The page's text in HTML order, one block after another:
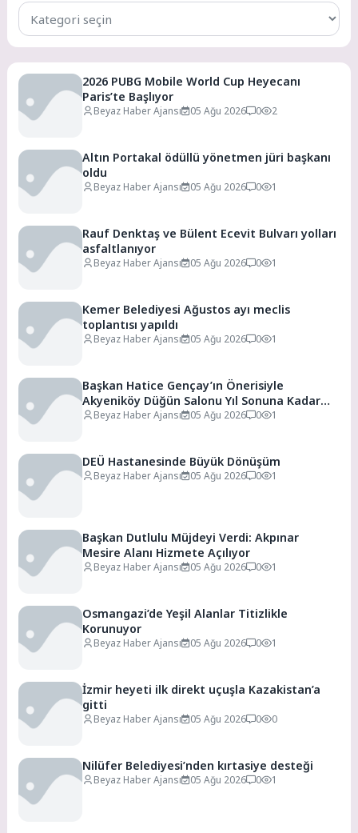
Tüm
Kategoriler
2026 PUBG Mobile World Cup Heyecanı
Paris’te Başlıyor
Beyaz Haber Ajansı 05 Ağu 2026 0 2
Altın Portakal ödüllü yönetmen jüri başkanı
oldu
Beyaz Haber Ajansı 05 Ağu 2026 0 1
Rauf Denktaş ve Bülent Ecevit Bulvarı yolları
asfaltlanıyor
Beyaz Haber Ajansı 05 Ağu 2026 0 1
Kemer Belediyesi Ağustos ayı meclis
toplantısı yapıldı
Beyaz Haber Ajansı 05 Ağu 2026 0 1
Başkan Hatice Gençay’ın Önerisiyle
Akyeniköy Düğün Salonu Yıl Sonuna Kadar
Ücretsiz
Beyaz Haber Ajansı 05 Ağu 2026 0 1
DEÜ Hastanesinde Büyük Dönüşüm
Beyaz Haber Ajansı 05 Ağu 2026 0 1
Başkan Dutlulu Müjdeyi Verdi: Akpınar
Mesire Alanı Hizmete Açılıyor
Beyaz Haber Ajansı 05 Ağu 2026 0 1
Osmangazi’de Yeşil Alanlar Titizlikle
Korunuyor
Beyaz Haber Ajansı 05 Ağu 2026 0 1
İzmir heyeti ilk direkt uçuşla Kazakistan’a
gitti
Beyaz Haber Ajansı 05 Ağu 2026 0 0
Nilüfer Belediyesi’nden kırtasiye desteği
Beyaz Haber Ajansı 05 Ağu 2026 0 1